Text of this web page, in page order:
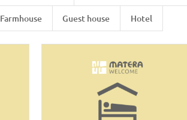
Farmhouse Guest house Hotel